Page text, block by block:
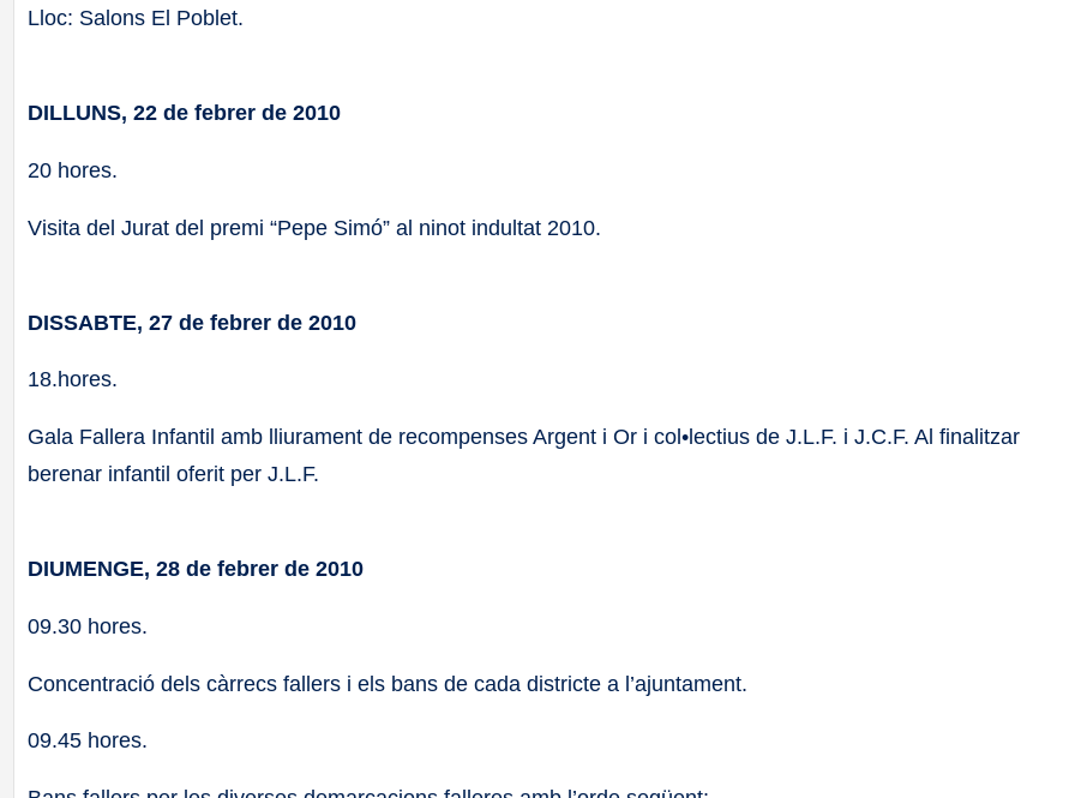
Lloc: Salons El Poblet.
DILLUNS, 22 de febrer de 2010
20 hores.
Visita del Jurat del premi “Pepe Simó” al ninot indultat 2010.
DISSABTE, 27 de febrer de 2010
18.hores.
Gala Fallera Infantil amb lliurament de recompenses Argent i Or i col•lectius de J.L.F. i J.C.F. Al finalitzar
berenar infantil oferit per J.L.F.
DIUMENGE, 28 de febrer de 2010
09.30 hores.
Concentració dels càrrecs fallers i els bans de cada districte a l’ajuntament.
09.45 hores.